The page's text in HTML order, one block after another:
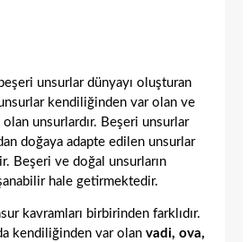
unsurlar dünyayı oluşturan
kendiliğinden var olan ve
olan unsurlardır. Beşeri unsurlar
doğaya adapte edilen unsurlar
Beşeri ve doğal unsurların
hale getirmektedir.
kavramları birbirinden farklıdır.
kendiliğinden var olan vadi, ova,